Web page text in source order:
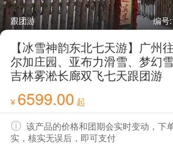
跟团游 编号
【冰雪神韵东北七天游】广州
尔加庄园、亚布力滑雪、梦幻
吉林雾淞长廊双飞七天跟团游
¥ 6599.00 起
该产品的价格和团期会实时变动，下
实，核实无误后，即可支付